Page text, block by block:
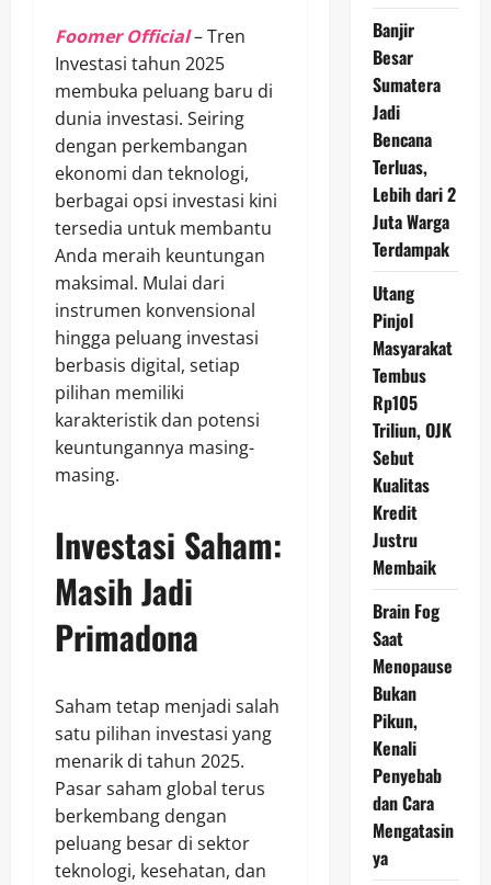
Foomer Official– Tren
Investasi tahun 2025
membuka peluang baru di
dunia investasi. Seiring
dengan perkembangan
ekonomi dan teknologi,
berbagai opsi investasi kini
tersedia untuk membantu
Anda meraih keuntungan
maksimal. Mulai dari
instrumen konvensional
hingga peluang investasi
berbasis digital, setiap
pilihan memiliki
karakteristik dan potensi
keuntungannya masing-
masing.
Investasi Saham:
Masih Jadi
Primadona
Saham tetap menjadi salah
satu pilihan investasi yang
menarik di tahun 2025.
Pasar saham global terus
berkembang dengan
peluang besar di sektor
teknologi, kesehatan, dan
Banjir
Besar
Sumatera
Jadi
Bencana
Terluas,
Lebih dari 2
Juta Warga
Terdampak
Utang
Pinjol
Masyarakat
Tembus
Rp105
Triliun, OJK
Sebut
Kualitas
Kredit
Justru
Membaik
Brain Fog
Saat
Menopause
Bukan
Pikun,
Kenali
Penyebab
dan Cara
Mengatasin
ya